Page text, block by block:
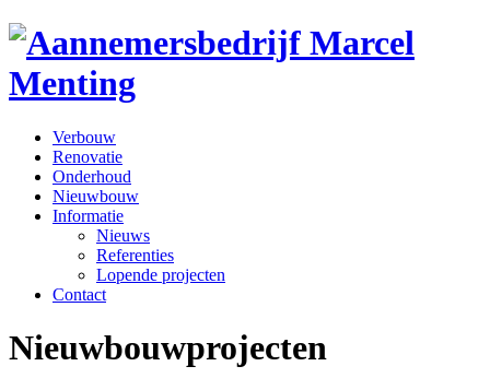
Verbouw
Renovatie
Onderhoud
Nieuwbouw
Informatie
Nieuws
Referenties
Lopende projecten
Contact
Nieuwbouwprojecten